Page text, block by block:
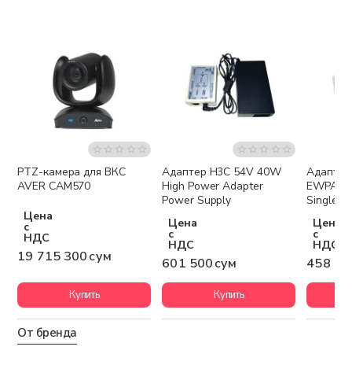
Бесплатная доставка
PTZ-камера для ВКС
AVER CAM570
Цена
с
НДС
19 715 300 сум
Купить
Адаптер H3C 54V 40W
High Power Adapter
Power Supply
Цена
с
НДС
601 500 сум
Купить
Single
Цена
с
НДС
458
От бренда